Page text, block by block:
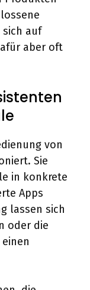
sich auf
aber oft
von
Sie
in konkrete
Apps
lassen sich
oder die